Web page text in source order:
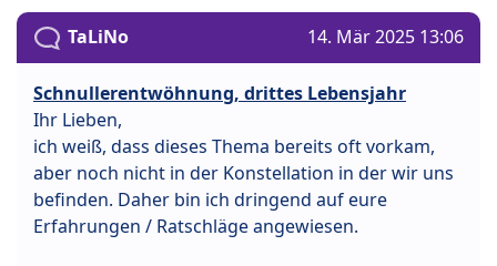
TaLiNo 14. Mär 2025 13:06
Schnullerentwöhnung, drittes Lebensjahr
Ihr Lieben,
ich weiß, dass dieses Thema bereits oft vorkam,
aber noch nicht in der Konstellation in der wir uns
befinden. Daher bin ich dringend auf eure
Erfahrungen / Ratschläge angewiesen.